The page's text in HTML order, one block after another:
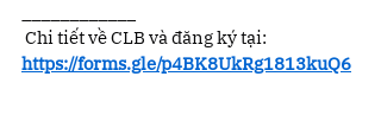
Chi tiết về CLB và đăng ký tại:
https://forms.gle/p4BK8UkRg1813kuQ6